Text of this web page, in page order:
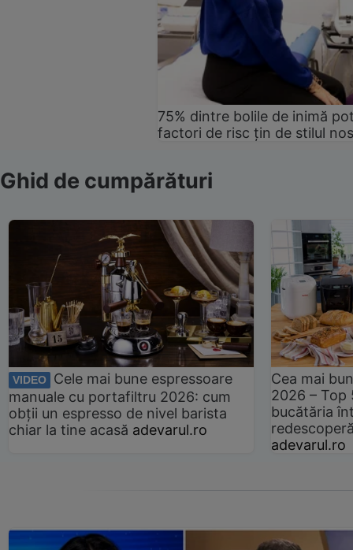
75% dintre bolile de inimă
factori de risc țin de stilul
Ghid de cumpărături
VIDEO
Cele mai bune espressoare
manuale cu portafiltru 2026: cum
obții un espresso de nivel barista
chiar la tine acasă adevarul.ro
Cea mai
2026 –
bucătăria
adevarul.ro